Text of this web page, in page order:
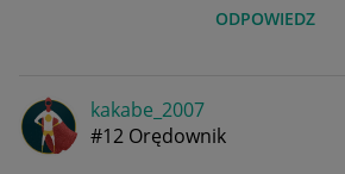
ODPOWIEDZ
kakabe_2007
#12 Orędownik